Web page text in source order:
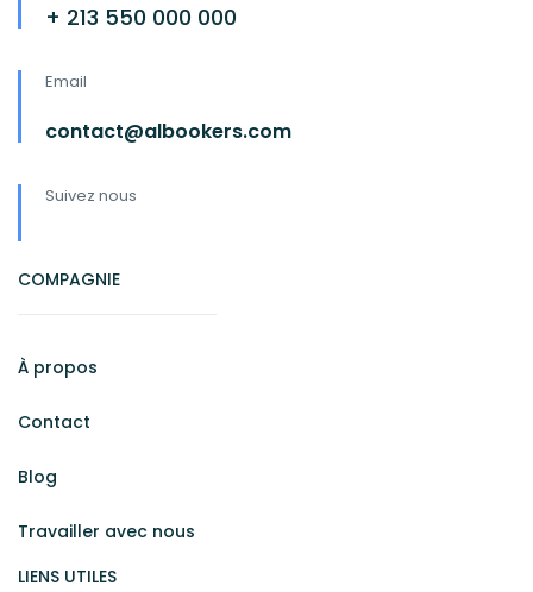
+ 213 550 000 000
Email
contact@albookers.com
Suivez nous
COMPAGNIE
À propos
Contact
Blog
Travailler avec nous
LIENS UTILES